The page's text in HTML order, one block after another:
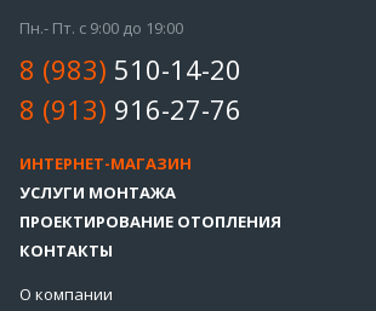
Пн.- Пт. с 9:00 до 19:00
8 (983) 510-14-20
8 (913) 916-27-76
ИНТЕРНЕТ-МАГАЗИН
УСЛУГИ МОНТАЖА
ПРОЕКТИРОВАНИЕ ОТОПЛЕНИЯ
КОНТАКТЫ
О компании